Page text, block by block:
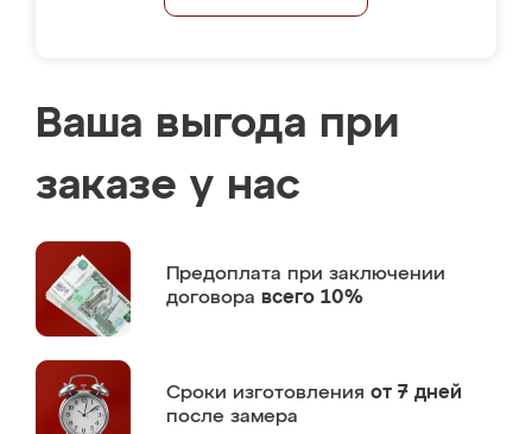
Ваша выгода при
заказе у нас
Предоплата при заключении
договора всего 10%
Сроки изготовления от 7 дней
после замера